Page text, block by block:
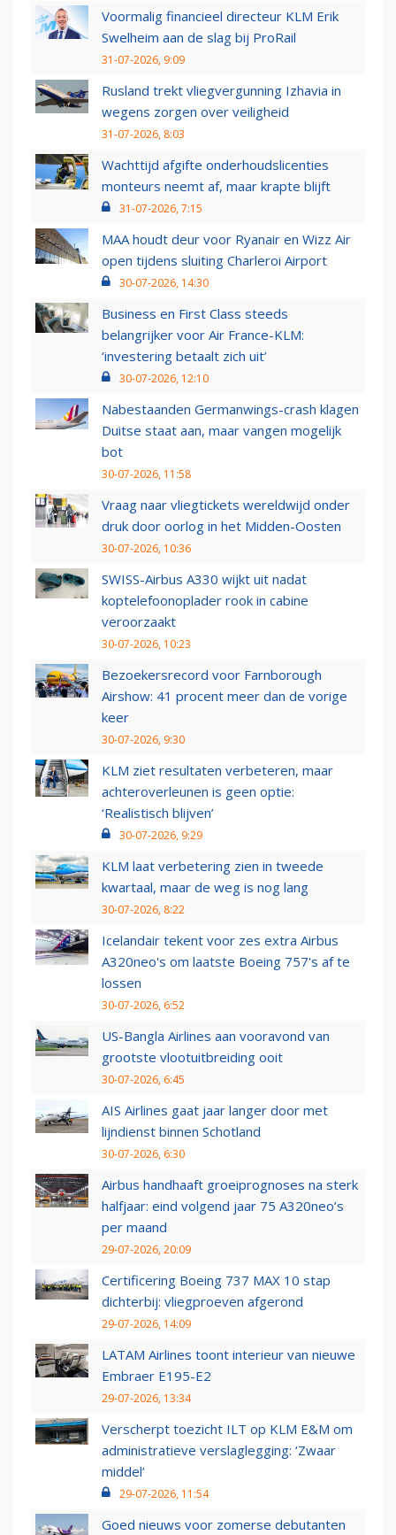
Voormalig financieel directeur KLM Erik
Swelheim aan de slag bij ProRail
31-07-2026, 9:09
Rusland trekt vliegvergunning Izhavia in
wegens zorgen over veiligheid
31-07-2026, 8:03
Wachttijd afgifte onderhoudslicenties
monteurs neemt af, maar krapte blijft
31-07-2026, 7:15
MAA houdt deur voor Ryanair en Wizz Air
open tijdens sluiting Charleroi Airport
30-07-2026, 14:30
Business en First Class steeds
belangrijker voor Air France-KLM:
‘investering betaalt zich uit’
30-07-2026, 12:10
Nabestaanden Germanwings-crash klagen
Duitse staat aan, maar vangen mogelijk
bot
30-07-2026, 11:58
Vraag naar vliegtickets wereldwijd onder
druk door oorlog in het Midden-Oosten
30-07-2026, 10:36
SWISS-Airbus A330 wijkt uit nadat
koptelefoonoplader rook in cabine
veroorzaakt
30-07-2026, 10:23
Bezoekersrecord voor Farnborough
Airshow: 41 procent meer dan de vorige
keer
30-07-2026, 9:30
KLM ziet resultaten verbeteren, maar
achteroverleunen is geen optie:
‘Realistisch blijven’
30-07-2026, 9:29
KLM laat verbetering zien in tweede
kwartaal, maar de weg is nog lang
30-07-2026, 8:22
Icelandair tekent voor zes extra Airbus
A320neo's om laatste Boeing 757's af te
lossen
30-07-2026, 6:52
US-Bangla Airlines aan vooravond van
grootste vlootuitbreiding ooit
30-07-2026, 6:45
AIS Airlines gaat jaar langer door met
lijndienst binnen Schotland
30-07-2026, 6:30
Airbus handhaaft groeiprognoses na sterk
halfjaar: eind volgend jaar 75 A320neo’s
per maand
29-07-2026, 20:09
Certificering Boeing 737 MAX 10 stap
dichterbij: vliegproeven afgerond
29-07-2026, 14:09
LATAM Airlines toont interieur van nieuwe
Embraer E195-E2
29-07-2026, 13:34
Verscherpt toezicht ILT op KLM E&M om
administratieve verslaglegging: ‘Zwaar
middel’
29-07-2026, 11:54
Goed nieuws voor zomerse debutanten